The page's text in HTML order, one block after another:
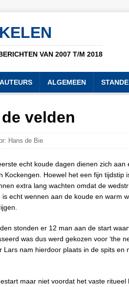
VAN 2007 T/M 2018
AUTEURS ALGEMEEN
velden
Hans de Bie
echt koude dagen dienen zich aan
Kockengen. Hoewel het een fijn tijdstip
extra lang wachten omdat de
is echt wennen aan de koude en warm
stonden er 12 man aan de start
was dus werd gekozen voor ‘the
nam hierdoor plaats in de spits en
maar niet voordat het vaste ritueel